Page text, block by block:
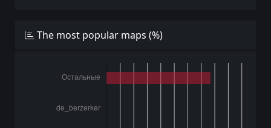
The most popular maps (%)